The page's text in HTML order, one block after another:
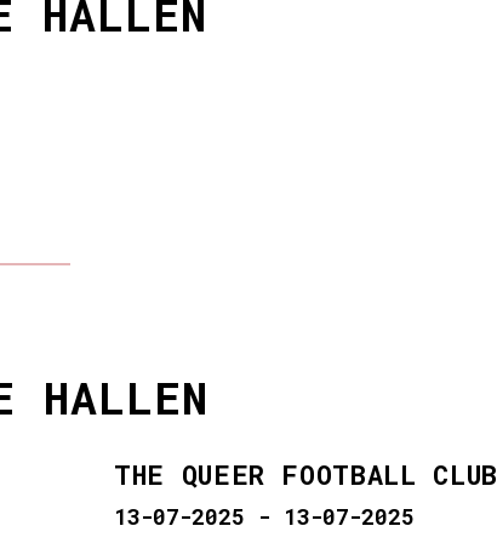
HALLEN
HALLEN
THE QUEER FOOTBALL CLUB
13-07-2025 - 13-07-2025